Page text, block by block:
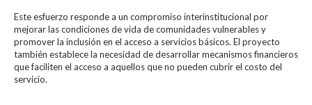
Este esfuerzo responde a un compromiso interinstitucional por
mejorar las condiciones de vida de comunidades vulnerables y
promover la inclusión en el acceso a servicios básicos. El proyecto
también establece la necesidad de desarrollar mecanismos financieros
que faciliten el acceso a aquellos que no pueden cubrir el costo del
servicio.